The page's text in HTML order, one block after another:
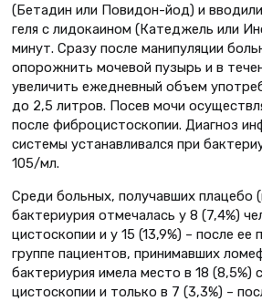
(Бетадин или Повидон-йод) и
геля с лидокаином (Катеджель или
минут. Сразу после манипуляции
опорожнить мочевой пузырь и в
увеличить ежедневный объем
до 2,5 литров. Посев мочи
после фиброцистоскопии. Диагноз
системы устанавливался при
105/мл.
Среди больных, получавших плацебо
бактериурия отмечалась у 8 (7,4%)
цистоскопии и у 15 (13,9%) – после ее
группе пациентов, принимавших
бактериурия имела место в 18 (8,5%)
цистоскопии и только в 7 (3,3%) –